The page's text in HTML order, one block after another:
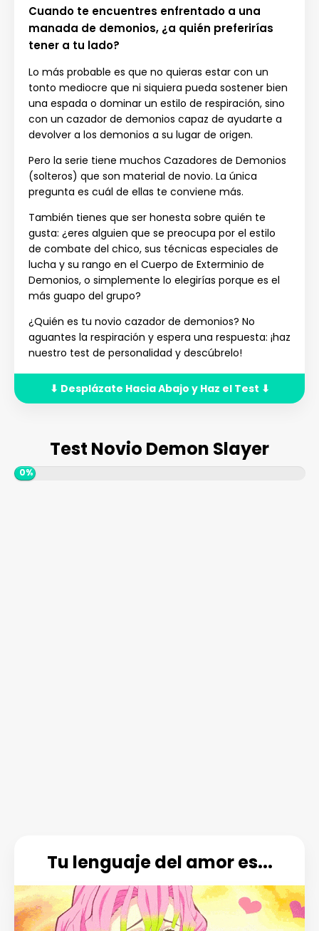
Cuando te encuentres enfrentado a una
manada de demonios, ¿a quién preferirías
tener a tu lado?
Lo más probable es que no quieras estar con un
tonto mediocre que ni siquiera pueda sostener bien
una espada o dominar un estilo de respiración, sino
con un cazador de demonios capaz de ayudarte a
devolver a los demonios a su lugar de origen.
Pero la serie tiene muchos Cazadores de Demonios
(solteros) que son material de novio. La única
pregunta es cuál de ellas te conviene más.
También tienes que ser honesta sobre quién te
gusta: ¿eres alguien que se preocupa por el estilo
de combate del chico, sus técnicas especiales de
lucha y su rango en el Cuerpo de Exterminio de
Demonios, o simplemente lo elegirías porque es el
más guapo del grupo?
¿Quién es tu novio cazador de demonios? No
aguantes la respiración y espera una respuesta: ¡haz
nuestro test de personalidad y descúbrelo!
⬇ Desplázate Hacia Abajo y Haz el Test ⬇
Test Novio Demon Slayer
0%
Tu lenguaje del amor es...